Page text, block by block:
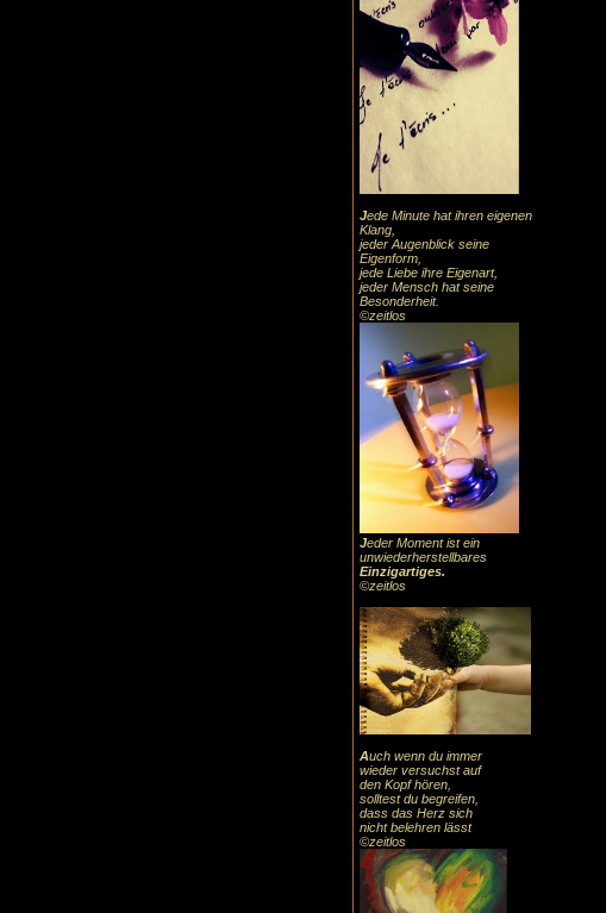
Jede Minute hat ihren eigenen
Klang,
jeder Augenblick seine
Eigenform,
jede Liebe ihre Eigenart,
jeder Mensch hat seine
Besonderheit.
©zeitlos
Jeder Moment ist ein
unwiederherstellbares
Einzigartiges.
©zeitlos
Auch wenn du immer
wieder versuchst auf
den Kopf hören,
solltest du begreifen,
dass das Herz sich
nicht belehren lässt
©zeitlos